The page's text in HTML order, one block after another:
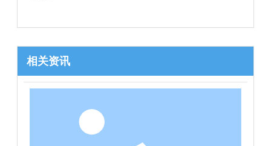
相关资讯